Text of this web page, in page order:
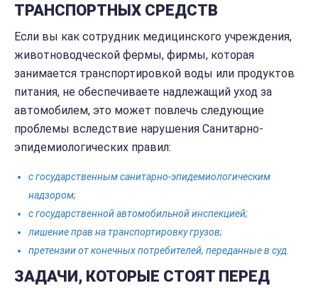
ТРАНСПОРТНЫХ СРЕДСТВ
Если вы как сотрудник медицинского учреждения,
животноводческой фермы, фирмы, которая
занимается транспортировкой воды или продуктов
питания, не обеспечиваете надлежащий уход за
автомобилем, это может повлечь следующие
проблемы вследствие нарушения Санитарно-
эпидемиологических правил:
с государственным санитарно-эпидемиологическим
надзором;
с государственной автомобильной инспекцией;
лишение прав на транспортировку грузов;
претензии от конечных потребителей, переданные в суд.
ЗАДАЧИ, КОТОРЫЕ СТОЯТ ПЕРЕД